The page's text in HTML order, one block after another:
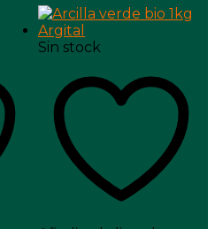
Sin stock